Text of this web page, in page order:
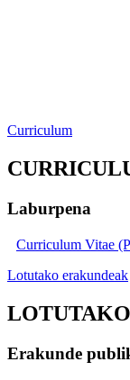
Curriculum
Laburpena
Curriculum Vitae
Lotutako erakundeak
Erakunde